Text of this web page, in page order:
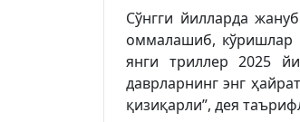
Сўнгги йилларда
оммалашиб, кўришлар
янги триллер 2025
даврларнинг энг
қизиқарли”, дея